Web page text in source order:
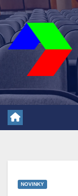
Skip
to
content
NOVINKY